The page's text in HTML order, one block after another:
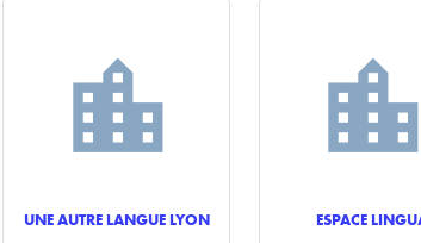
UNE AUTRE LANGUE LYON ESPACE